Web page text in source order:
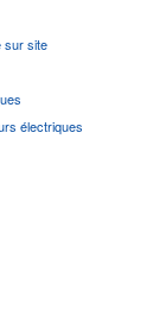
sur site
électriques